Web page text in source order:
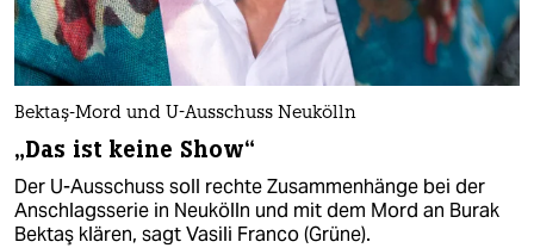
Bektaş-Mord und U-Ausschuss Neukölln
„Das ist keine Show“
Der U-Ausschuss soll rechte Zusammenhänge bei der
Anschlagsserie in Neukölln und mit dem Mord an Burak
Bektaş klären, sagt Vasili Franco (Grüne).